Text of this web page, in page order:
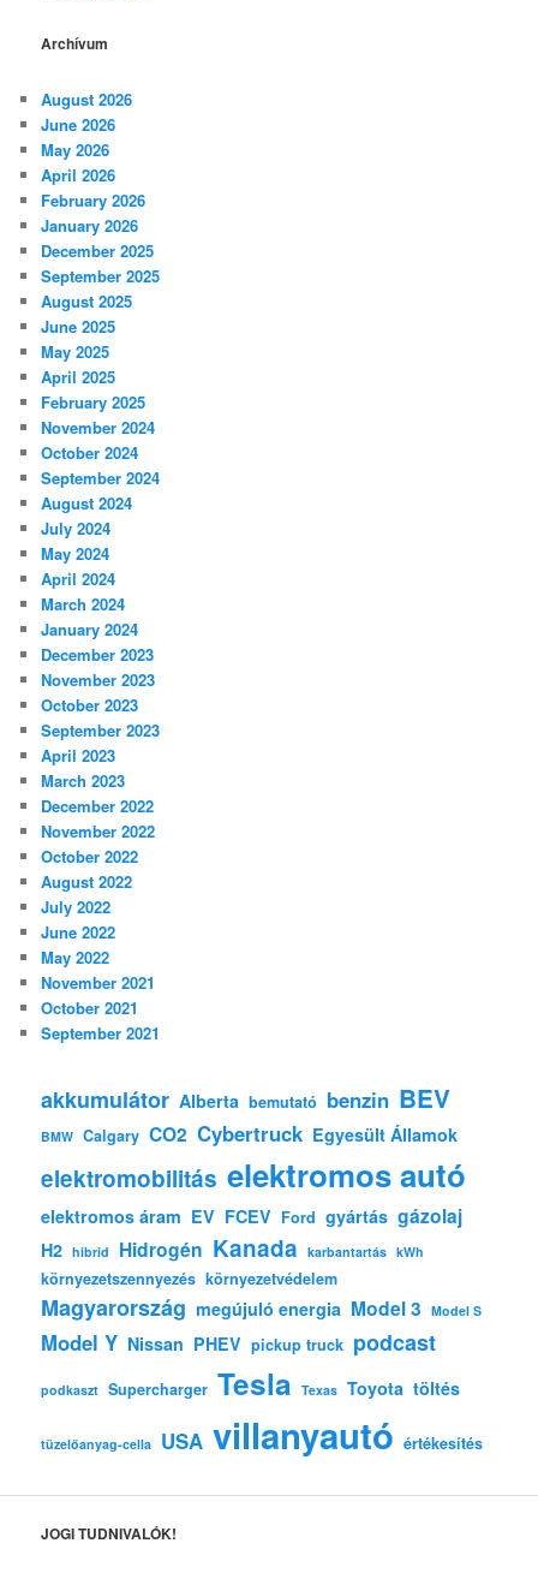
Archívum
August 2026
June 2026
May 2026
April 2026
February 2026
January 2026
December 2025
September 2025
August 2025
June 2025
May 2025
April 2025
February 2025
November 2024
October 2024
September 2024
August 2024
July 2024
May 2024
April 2024
March 2024
January 2024
December 2023
November 2023
October 2023
September 2023
April 2023
March 2023
December 2022
November 2022
October 2022
August 2022
July 2022
June 2022
May 2022
November 2021
October 2021
September 2021
akkumulátor Alberta bemutató benzin BEV
BMW Calgary CO2 Cybertruck Egyesült Államok
elektromobilitás elektromos autó
elektromos áram EV FCEV Ford gyártás gázolaj
H2 hibrid Hidrogén Kanada karbantartás kWh
környezetszennyezés környezetvédelem
Magyarország megújuló energia Model 3 Model S
Model Y Nissan PHEV pickup truck podcast
podkaszt Supercharger Tesla Texas Toyota töltés
tüzelőanyag-cella USA villanyautó értékesítés
JOGI TUDNIVALÓK!